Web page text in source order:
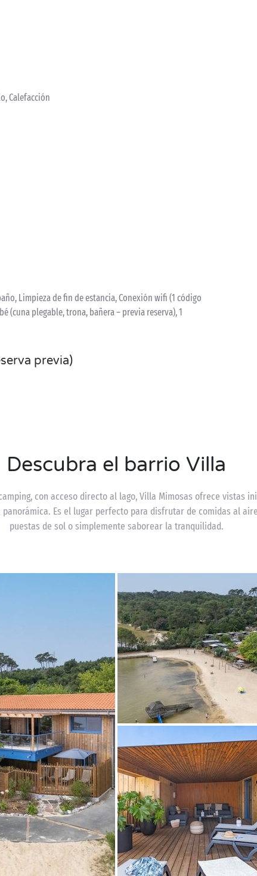
Calefacción
Limpieza de fin de estancia, Conexión wifi (1 código
(cuna plegable, trona, bañera – previa reserva), 1
previa)
Descubra el barrio Villa
con acceso directo al lago, Villa Mimosas ofrece vistas
panorámica. Es el lugar perfecto para disfrutar de comidas al
puestas de sol o simplemente saborear la tranquilidad.